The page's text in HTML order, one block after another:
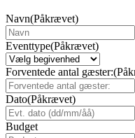
Navn(Påkrævet)
Eventtype(Påkrævet)
Forventede antal gæster:
Dato(Påkrævet)
Budget